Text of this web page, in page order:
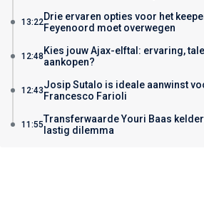
13:22Drie ervaren opties voor het
Feyenoord moet overwegen
12:48 Kies jouw Ajax-elftal: ervaring,
aankopen?
12:43Josip Sutalo is ideale aanwinst
Francesco Farioli
11:55Transferwaarde Youri Baas
lastig dilemma